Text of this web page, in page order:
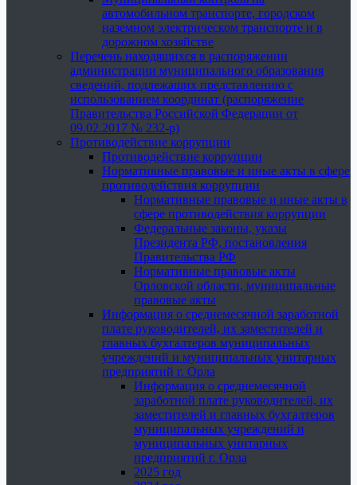
автомобильном транспорте, городском
наземном электрическом транспорте и в
дорожном хозяйстве
Перечень находящихся в распоряжении
администрации муниципального образования
сведений, подлежащих представлению с
использованием координат (распоряжение
Правительства Российской Федерации от
09.02.2017 № 232-р)
Противодействие коррупции
Противодействие коррупции
Нормативные правовые и иные акты в сфере
противодействия коррупции
Нормативные правовые и иные акты в
сфере противодействия коррупции
Федеральные законы, указы
Президента РФ, постановления
Правительства РФ
Нормативные правовые акты
Орловской области, муниципальные
правовые акты
Информация о среднемесячной заработной
плате руководителей, их заместителей и
главных бухгалтеров муниципальных
учреждений и муниципальных унитарных
предприятий г. Орла
Информация о среднемесячной
заработной плате руководителей, их
заместителей и главных бухгалтеров
муниципальных учреждений и
муниципальных унитарных
предприятий г. Орла
2025 год